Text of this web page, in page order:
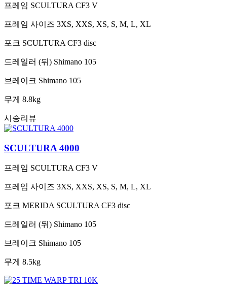
프레임 SCULTURA CF3 V
프레임 사이즈 3XS, XXS, XS, S, M, L, XL
포크 SCULTURA CF3 disc
드레일러 (뒤) Shimano 105
브레이크 Shimano 105
무게 8.8kg
시승리뷰
SCULTURA 4000
프레임 SCULTURA CF3 V
프레임 사이즈 3XS, XXS, XS, S, M, L, XL
포크 MERIDA SCULTURA CF3 disc
드레일러 (뒤) Shimano 105
브레이크 Shimano 105
무게 8.5kg